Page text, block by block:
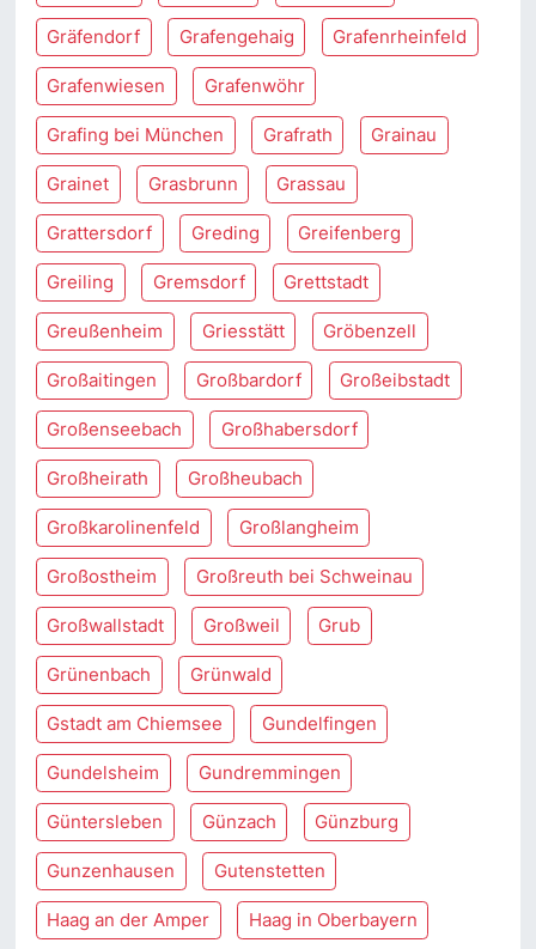
Gräfendorf Grafengehaig Grafenrheinfeld
Grafenwiesen Grafenwöhr
Grafing bei München Grafrath Grainau
Grainet Grasbrunn Grassau
Grattersdorf Greding Greifenberg
Greiling Gremsdorf Grettstadt
Greußenheim Griesstätt Gröbenzell
Großaitingen Großbardorf Großeibstadt
Großenseebach Großhabersdorf
Großheirath Großheubach
Großkarolinenfeld Großlangheim
Großostheim Großreuth bei Schweinau
Großwallstadt Großweil Grub
Grünenbach Grünwald
Gstadt am Chiemsee Gundelfingen
Gundelsheim Gundremmingen
Güntersleben Günzach Günzburg
Gunzenhausen Gutenstetten
Haag an der Amper Haag in Oberbayern